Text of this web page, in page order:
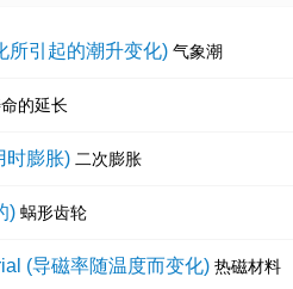
所引起的潮升变化) 气象潮
的延长
时膨胀) 二次膨胀
) 蜗形齿轮
(导磁率随温度而变化) 热磁材料